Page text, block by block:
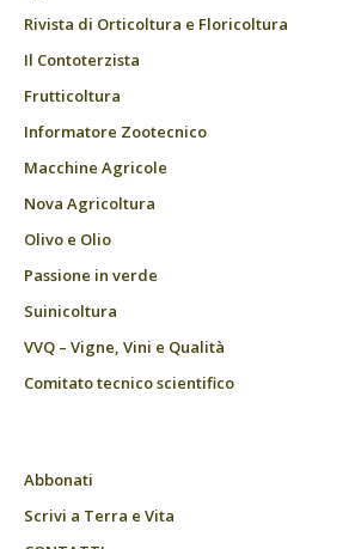
Rivista di Orticoltura e Floricoltura
Il Contoterzista
Frutticoltura
Informatore Zootecnico
Macchine Agricole
Nova Agricoltura
Olivo e Olio
Passione in verde
Suinicoltura
VVQ – Vigne, Vini e Qualità
Comitato tecnico scientifico
Abbonati
Scrivi a Terra e Vita